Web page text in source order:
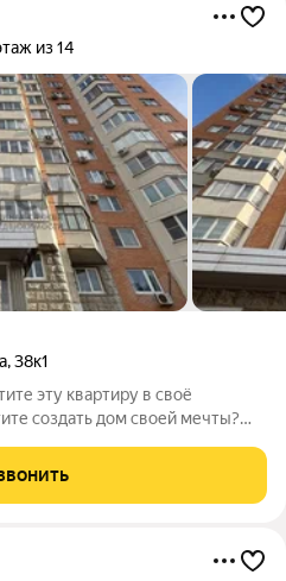
из 14
,38к1
эту квартиру в своё
создать дом своей мечты?
интерьера. Здесь не нужно